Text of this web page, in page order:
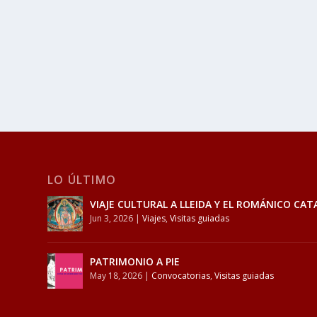
LO ÚLTIMO
VIAJE CULTURAL A LLEIDA Y EL ROMÁNICO
Jun 3, 2026 |Viajes,Visitas guiadas
PATRIMONIO A PIE
May 18, 2026 | Convocatorias,Visitas guiadas